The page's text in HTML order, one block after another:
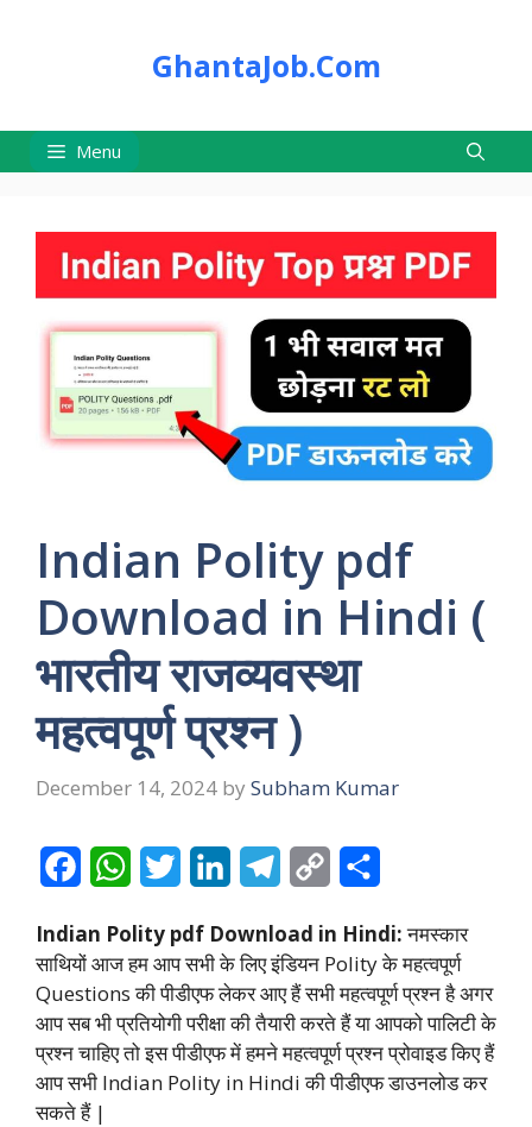
GhantaJob.Com
Menu
Indian Polity pdf
Download in Hindi (
भारतीय राजव्यवस्था
महत्वपूर्ण प्रश्न )
December 14, 2024 by Subham Kumar
c
e
b
o
o
W
a
t
s
A
i
t
t
e
n
k
e
d
l
e
g
p
y
L
i
a
r
e
Indian Polity pdf Download in Hindi:नमस्कार
साथियों आज हम आप सभी के लिए इंडियन Polity के महत्वपूर्ण
Questions की पीडीएफ लेकर आए हैं सभी महत्वपूर्ण प्रश्न है अगर
आप सब भी प्रतियोगी परीक्षा की तैयारी करते हैं या आपको पालिटी के
प्रश्न चाहिए तो इस पीडीएफ में हमने महत्वपूर्ण प्रश्न प्रोवाइड किए हैं
आप सभी Indian Polity in Hindi की पीडीएफ डाउनलोड कर
सकते हैं |